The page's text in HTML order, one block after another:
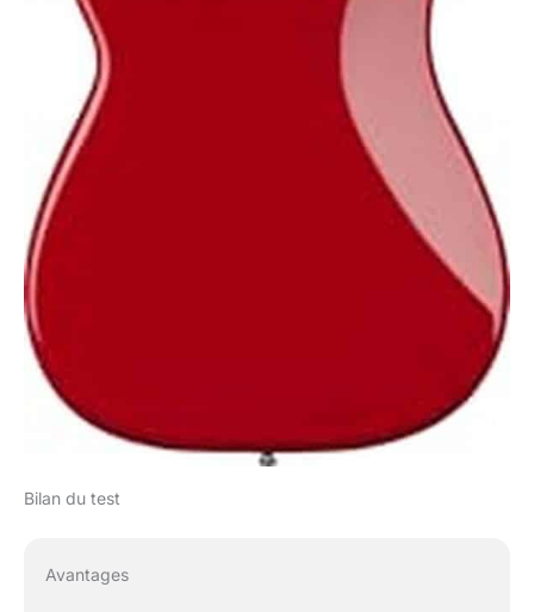
Bilan du test
Avantages